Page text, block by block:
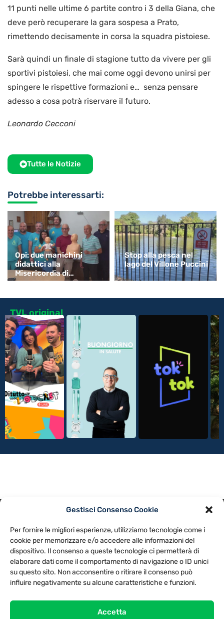
Gestisci Consenso Cookie
Per fornire le migliori esperienze, utilizziamo tecnologie come i
cookie per memorizzare e/o accedere alle informazioni del
dispositivo. Il consenso a queste tecnologie ci permetterà di
elaborare dati come il comportamento di navigazione o ID unici
su questo sito. Non acconsentire o ritirare il consenso può
influire negativamente su alcune caratteristiche e funzioni.
Accetta
11 punti nelle ultime 6 partite contro i 3 della Giana, che
deve però recuperare la gara sospesa a Prato,
rimettendo decisamente in corsa la squadra pistoiese.
Sarà quindi un finale di stagione tutto da vivere per gli
sportivi pistoiesi, che mai come oggi devono unirsi per
spingere le rispettive formazioni e… senza pensare
adesso a cosa potrà riservare il futuro.
Leonardo Cecconi
Tutte le Notizie
Potrebbe interessarti:
Opi: due manichini
didattici alla
Misericordia di
Monsummano
Stop alla pesca nel
lago del Villone Puccini
TVL original
NOTE LEGALI
CONTATTACI PREFERENZE
TV LIBERA S.P.A.
Via Monteleonese 95/21 – 51100 Pistoia (PT)
Tel. 0573.9136 / Fax 0573.913615